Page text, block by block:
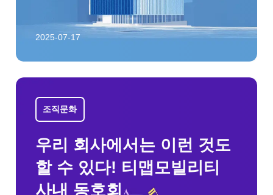
2025-07-17
조직문화
우리 회사에서는 이런 것도
할 수 있다! 티맵모빌리티
사내 동호회